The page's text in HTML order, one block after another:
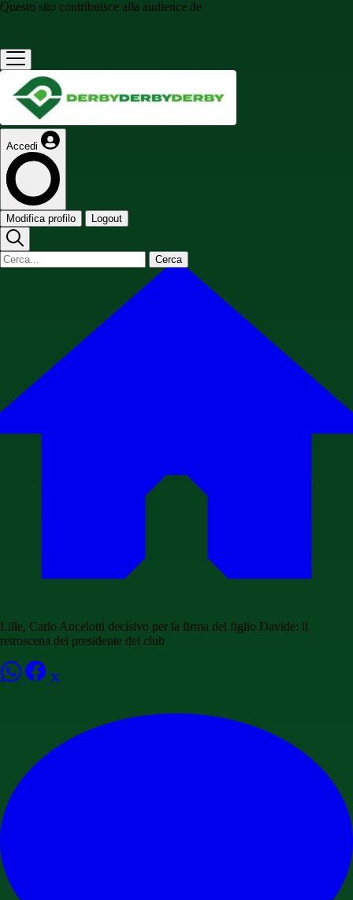
Questo sito contribuisce alla audience de
Accedi
Modifica profilo Logout
Cerca
Lille, Carlo Ancelotti decisivo per la firma del figlio Davide: il
retroscena del presidente del club